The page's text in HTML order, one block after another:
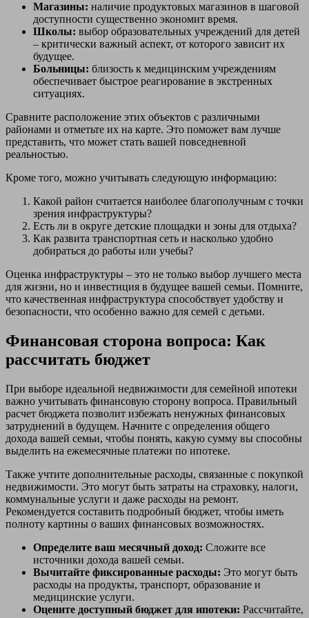
Магазины: наличие продуктовых магазинов в шаговой
доступности существенно экономит время.
Школы: выбор образовательных учреждений для детей
– критически важный аспект, от которого зависит их
будущее.
Больницы: близость к медицинским учреждениям
обеспечивает быстрое реагирование в экстренных
ситуациях.
Сравните расположение этих объектов с различными
районами и отметьте их на карте. Это поможет вам лучше
представить, что может стать вашей повседневной
реальностью.
Кроме того, можно учитывать следующую информацию:
Какой район считается наиболее благополучным с точки
зрения инфраструктуры?
Есть ли в округе детские площадки и зоны для отдыха?
Как развита транспортная сеть и насколько удобно
добираться до работы или учебы?
Оценка инфраструктуры – это не только выбор лучшего места
для жизни, но и инвестиция в будущее вашей семьи. Помните,
что качественная инфраструктура способствует удобству и
безопасности, что особенно важно для семей с детьми.
Финансовая сторона вопроса: Как
рассчитать бюджет
При выборе идеальной недвижимости для семейной ипотеки
важно учитывать финансовую сторону вопроса. Правильный
расчет бюджета позволит избежать ненужных финансовых
затруднений в будущем. Начните с определения общего
дохода вашей семьи, чтобы понять, какую сумму вы способны
выделить на ежемесячные платежи по ипотеке.
Также учтите дополнительные расходы, связанные с покупкой
недвижимости. Это могут быть затраты на страховку, налоги,
коммунальные услуги и даже расходы на ремонт.
Рекомендуется составить подробный бюджет, чтобы иметь
полноту картины о ваших финансовых возможностях.
Определите ваш месячный доход: Сложите все
источники дохода вашей семьи.
Вычитайте фиксированные расходы: Это могут быть
расходы на продукты, транспорт, образование и
медицинские услуги.
Оцените доступный бюджет для ипотеки: Рассчитайте,